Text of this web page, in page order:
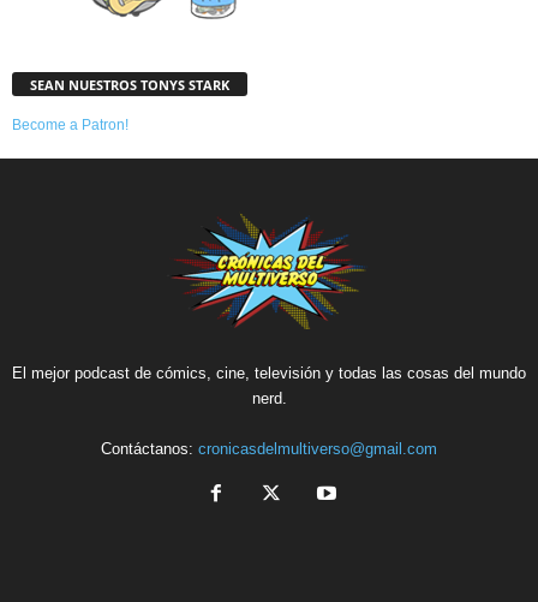
SEAN NUESTROS TONYS STARK
Become a Patron!
El mejor podcast de cómics, cine, televisión y todas las cosas del mundo
nerd.
Contáctanos: cronicasdelmultiverso@gmail.com